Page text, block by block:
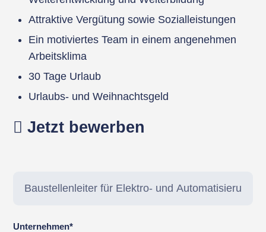
Attraktive Vergütung sowie Sozialleistungen
Ein motiviertes Team in einem angenehmen
Arbeitsklima
30 Tage Urlaub
Urlaubs- und Weihnachtsgeld
Jetzt bewerben
Unternehmen*